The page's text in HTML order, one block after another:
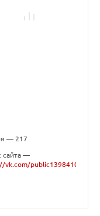
— 217
сайта —
vk.com/public139841022